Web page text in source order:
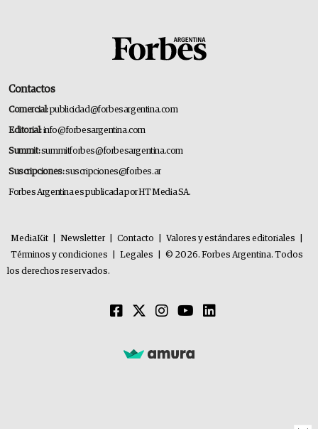
Contactos
Comercial:publicidad@forbesargentina.com
Editorial:info@forbesargentina.com
Summit:summitforbes@forbesargentina.com
Suscripciones:suscripciones@forbes.ar
Forbes Argentina es publicada por HT Media SA.
MediaKit Newsletter Contacto Valores y estándares editoriales
Términos y condiciones
Legales
© 2026. Forbes Argentina. Todos
los derechos reservados.